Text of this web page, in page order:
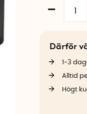
Därför
1-3
Alltid
Högt